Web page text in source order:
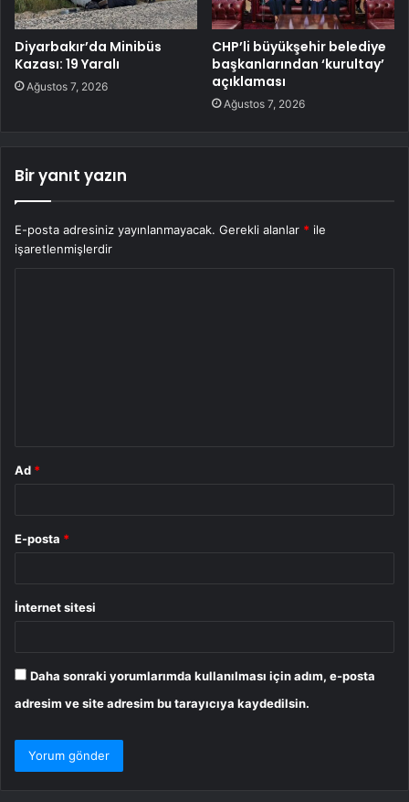
Diyarbakır’da Minibüs
Kazası: 19 Yaralı
Ağustos 7, 2026
CHP’li büyükşehir belediye
başkanlarından ‘kurultay’
açıklaması
Ağustos 7, 2026
Bir yanıt yazın
E-posta adresiniz yayınlanmayacak. Gerekli alanlar * ile
işaretlenmişlerdir
Ad *
E-posta *
İnternet sitesi
Daha sonraki yorumlarımda kullanılması için adım, e-posta
adresim ve site adresim bu tarayıcıya kaydedilsin.